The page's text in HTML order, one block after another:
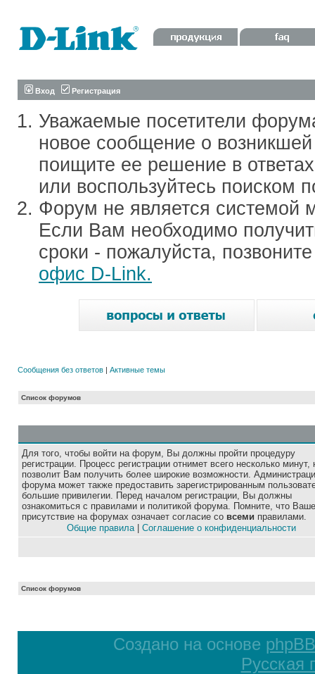
Вход Регистрация
Уважаемые посетители
новое сообщение о
поищите ее решение в
или воспользуйтесь поиском
Форум не является системой
Если Вам необходимо
сроки - пожалуйста,
офис D-Link.
Сообщения без ответов | Активные темы
Список форумов
Для того, чтобы войти на форум, Вы должны пройти процедуру
регистрации. Процесс регистрации отнимет всего несколько минут,
позволит Вам получить более широкие возможности.
форума может также предоставить зарегистрированным
большие привилегии. Перед началом регистрации, Вы должны
ознакомиться с правилами и политикой форума. Помните, что Ваше
присутствие на форумах означает согласие со всеми правилами.
Общие правила| Соглашение о конфиденциальности
Список форумов
Создано на основе phpBB
Русская